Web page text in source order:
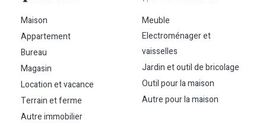
Maison
Appartement
Bureau
Magasin
Location et vacance
Terrain et ferme
Autre immobilier
Meuble
Electroménager et
vaisselles
Jardin et outil de bricolage
Outil pour la maison
Autre pour la maison